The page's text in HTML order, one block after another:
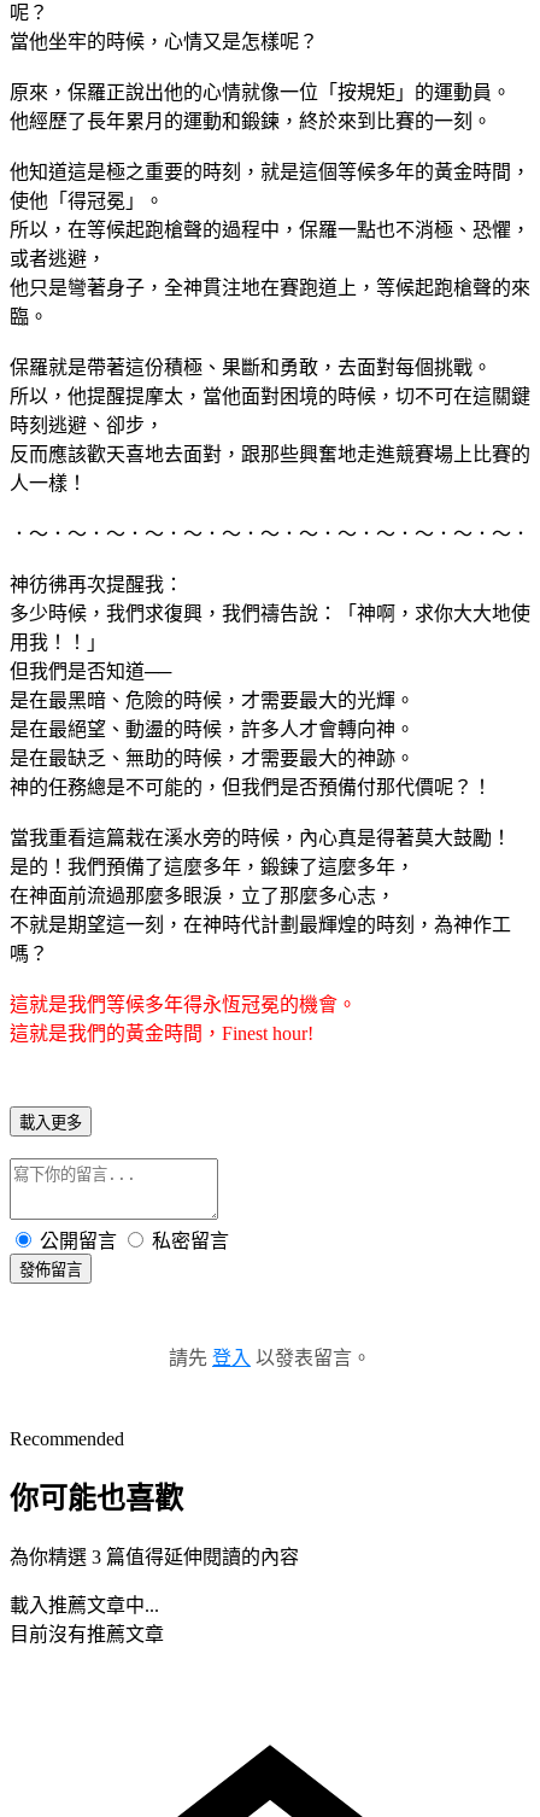
呢？
當他坐牢的時候，心情又是怎樣呢？
原來，保羅正說出他的心情就像一位「按規矩」的運動員。
他經歷了長年累月的運動和鍛鍊，終於來到比賽的一刻。
他知道這是極之重要的時刻，就是這個等候多年的黃金時間，
使他「得冠冕」。
所以，在等候起跑槍聲的過程中，保羅一點也不消極、恐懼，
或者逃避，
他只是彎著身子，全神貫注地在賽跑道上，等候起跑槍聲的來
臨。
保羅就是帶著這份積極、果斷和勇敢，去面對每個挑戰。
所以，他提醒提摩太，當他面對困境的時候，切不可在這關鍵
時刻逃避、卻步，
反而應該歡天喜地去面對，跟那些興奮地走進競賽場上比賽的
人一樣！
．～．～．～．～．～．～．～．～．～．～．～．～．～．
神彷彿再次提醒我：
多少時候，我們求復興，我們禱告說：「神啊，求你大大地使
用我！！」
但我們是否知道──
是在最黑暗、危險的時候，才需要最大的光輝。
是在最絕望、動盪的時候，許多人才會轉向神。
是在最缺乏、無助的時候，才需要最大的神跡。
神的任務總是不可能的，但我們是否預備付那代價呢？！
當我重看這篇栽在溪水旁的時候，內心真是得著莫大鼓勵！
是的！我們預備了這麼多年，鍛鍊了這麼多年，
在神面前流過那麼多眼淚，立了那麼多心志，
不就是期望這一刻，在神時代計劃最輝煌的時刻，為神作工
嗎？
這就是我們等候多年得永恆冠冕的機會。
這就是我們的黃金時間，Finest hour!
載入更多
公開留言 私密留言
發佈留言
請先 登入 以發表留言。
Recommended
你可能也喜歡
為你精選 3 篇值得延伸閱讀的內容
載入推薦文章中...
目前沒有推薦文章